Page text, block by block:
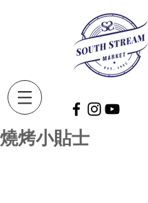
燒烤小貼士